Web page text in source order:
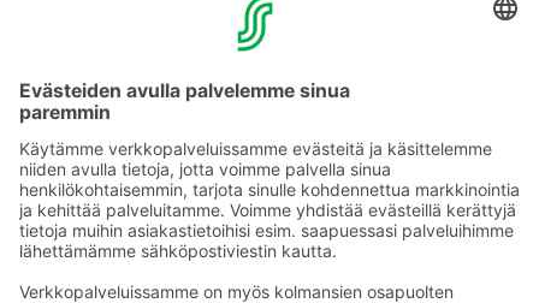
Sähköpostiosoitteet S-ryhmässä ovat muotoa
etunimi.sukunimi@sok.fi